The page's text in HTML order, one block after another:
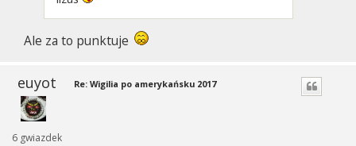
Ale za to punktuje
euyot
6 gwiazdek
Re: Wigilia po amerykańsku 2017